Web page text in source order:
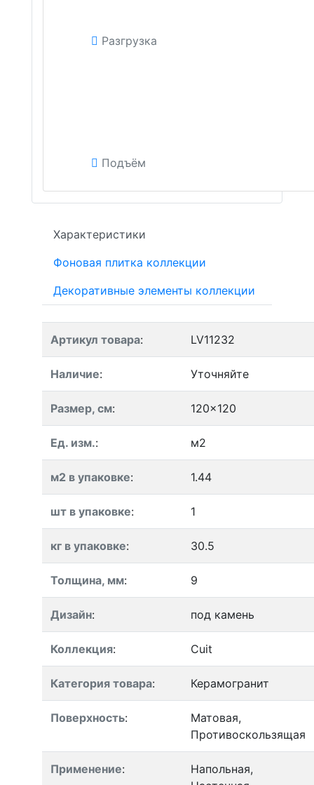
Разгрузка
Подъём
Характеристики
Фоновая плитка коллекции
Декоративные элементы коллекции
Артикул товара: LV11232
Наличие: Уточняйте
Размер, см: 120x120
Ед. изм.: м2
м2 в упаковке: 1.44
шт в упаковке: 1
кг в упаковке: 30.5
Толщина, мм: 9
Дизайн: под камень
Коллекция: Cuit
Категория товара: Керамогранит
Поверхность:
Матовая,
Противоскользящая
Применение:
Напольная,